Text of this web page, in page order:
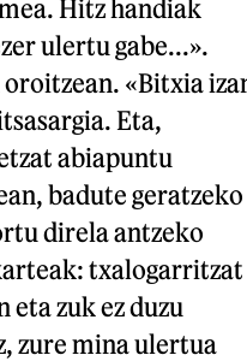
Hitz handiak
ulertu gabe...».
«Bitxia
Eta,
abiapuntu
badute geratzeko
direla antzeko
txalogarritzat
eta zuk ez duzu
zure mina ulertua